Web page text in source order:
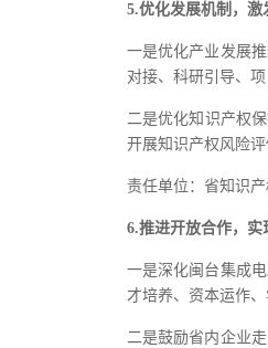
5.优化发展机制，激
一是优化产业发展
对接、科研引导、
二是优化知识产权
开展知识产权风险
责任单位：省知识
6.推进开放合作，实
一是深化闽台集成
才培养、资本运作
二是鼓励省内企业